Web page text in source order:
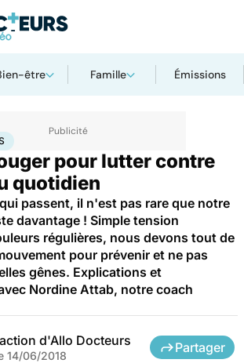
être Famille Émissions
santé Sport des seniors
pour lutter contre
quotidien
passent, il n'est pas rare que notre
davantage ! Simple tension
régulières, nous devons tout de
pour prévenir et ne pas
gênes. Explications et
Nordine Attab, notre coach
d'Allo Docteurs
14/06/2018
Partager